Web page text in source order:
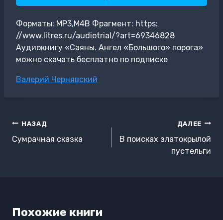
Форматы: MP3,M4B Фрагмент: https:
//www.litres.ru/audiotrial/?art=69346828
Аудиокнигу «Саяны. Ангел «Большого» порога»
можно скачать бесплатно по подписке
Метки
Валерий Чернявский
Навигация
по
НАЗАД
Сумрачная сказка
ДАЛЕЕ
В поисках златокрылой
пустельги
Похожие книги